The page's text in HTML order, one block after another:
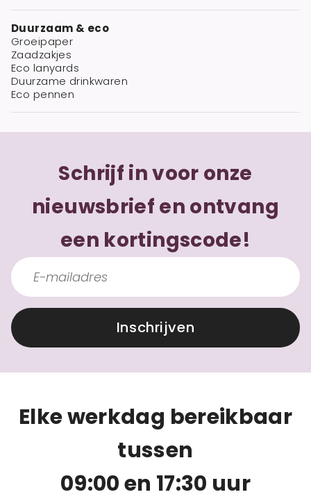
Duurzaam & eco
Groeipaper
Zaadzakjes
Eco lanyards
Duurzame drinkwaren
Eco pennen
Schrijf in voor onze
nieuwsbrief en ontvang
een kortingscode!
Inschrijven
Elke werkdag bereikbaar
tussen
09:00 en 17:30 uur